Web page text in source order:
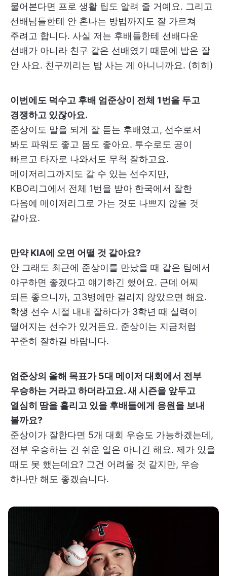
물어본다면 프로 생활 팁도 알려 줄 거예요. 그리고
선배님들한테 안 혼나는 방법까지도 잘 가르쳐
주려고 합니다. 사실 저는 후배들한테 선배다운
선배가 아니라 친구 같은 선배였기 때문에 밥은 잘
안 사요. 친구끼리는 밥 사는 게 아니니까요. (히히)
이번에도 덕수고 후배 엄준상이 전체 1번을 두고
경쟁하고 있잖아요.
준상이도 말을 되게 잘 듣는 후배였고, 선수로서
봐도 파워도 좋고 몸도 좋아요. 투수로도 공이
빠르고 타자로 나와서도 무척 잘하고요.
메이저리그까지도 갈 수 있는 선수지만,
KBO리그에서 전체 1번을 받아 한국에서 잘한
다음에 메이저리그로 가는 것도 나쁘지 않을 것
같아요.
만약 KIA에 오면 어떨 것 같아요?
안 그래도 최근에 준상이를 만났을 때 같은 팀에서
야구하면 좋겠다고 얘기하긴 했어요. 근데 어찌
되든 좋으니까, 고3병에만 걸리지 않았으면 해요.
학생 선수 시절 내내 잘하다가 3학년 때 실력이
떨어지는 선수가 있거든요. 준상이는 지금처럼
꾸준히 잘하길 바랍니다.
엄준상의 올해 목표가 5대 메이저 대회에서 전부
우승하는 거라고 하더라고요. 새 시즌을 앞두고
열심히 땀을 흘리고 있을 후배들에게 응원을 보내
볼까요?
준상이가 잘한다면 5개 대회 우승도 가능하겠는데,
전부 우승하는 건 쉬운 일은 아니긴 해요. 제가 있을
때도 못 했는데요? 그건 어려울 것 같지만, 우승
하나만 해도 좋겠습니다.